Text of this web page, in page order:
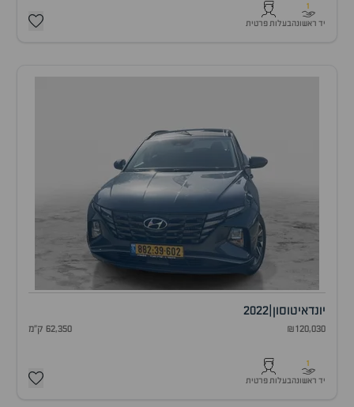
1
יד ראשונהבעלות פרטית
יונדאיטוסון 2022
₪120,030 62,350 ק"מ
1
יד ראשונהבעלות פרטית